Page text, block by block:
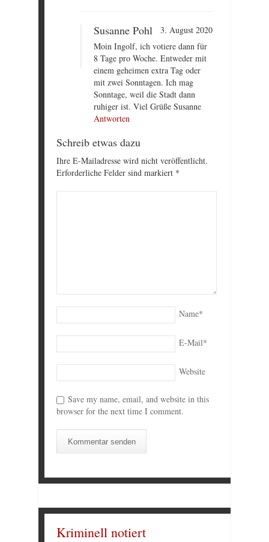
Susanne Pohl
3. August 2020
Moin Ingolf, ich votiere dann für
8 Tage pro Woche. Entweder mit
einem geheimen extra Tag oder
mit zwei Sonntagen. Ich mag
Sonntage, weil die Stadt dann
ruhiger ist. Viel Grüße Susanne
Antworten
Schreib etwas dazu
Ihre E-Mailadresse wird nicht veröffentlicht.
Erforderliche Felder sind markiert *
Name*
E-Mail*
Website
Save my name, email, and website in this
browser for the next time I comment.
Kriminell notiert